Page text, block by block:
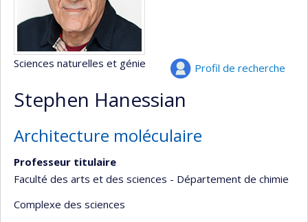
Profil de recherche
Sciences naturelles et génie
Stephen Hanessian
Architecture moléculaire
Professeur titulaire
Faculté des arts et des sciences - Département de chimie
Complexe des sciences